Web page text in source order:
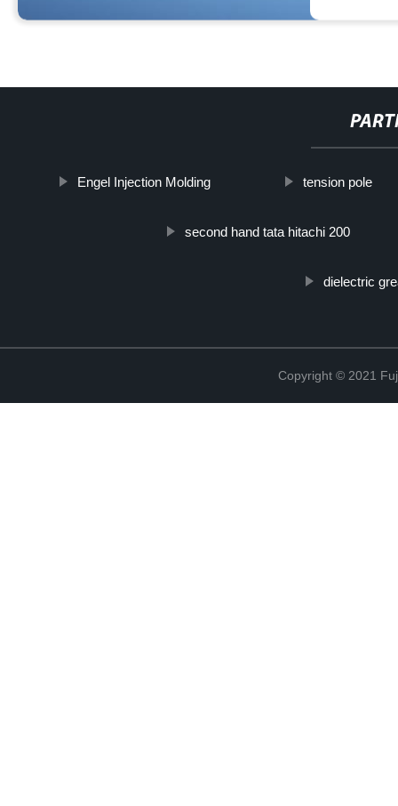
Engel Injection Molding tension pole
second hand tata hitachi 200
dielectric
Copyright © 2021